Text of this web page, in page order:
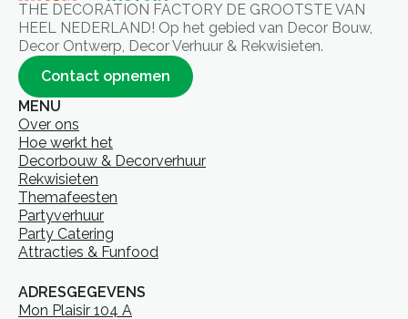
THE DECORATION FACTORY DE GROOTSTE VAN
HEEL NEDERLAND! Op het gebied van Decor Bouw,
Decor Ontwerp, Decor Verhuur & Rekwisieten.
Contact opnemen
MENU
Over ons
Hoe werkt het
Decorbouw & Decorverhuur
Rekwisieten
Themafeesten
Partyverhuur
Party Catering
Attracties & Funfood
ADRESGEGEVENS
Mon Plaisir 104 A